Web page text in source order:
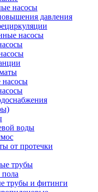
насосы
давления
насосы
воды
от протечки
трубы
трубы и фитинги